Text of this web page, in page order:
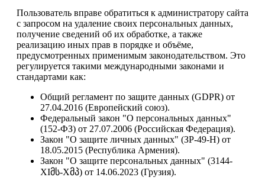
Пользователь вправе обратиться к администратору сайта
с запросом на удаление своих персональных данных,
получение сведений об их обработке, а также
реализацию иных прав в порядке и объёме,
предусмотренных применимым законодательством. Это
регулируется такими международными законами и
стандартами как:
Общий регламент по защите данных (GDPR) от
27.04.2016 (Европейский союз).
Федеральный закон "О персональных данных"
(152-ФЗ) от 27.07.2006 (Российская Федерация).
Закон "О защите личных данных" (ЗР-49-Н) от
18.05.2015 (Республика Армения).
Закон "О защите персональных данных" (3144-
XIმს-Xმპ) от 14.06.2023 (Грузия).